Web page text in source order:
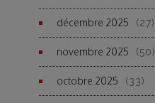
décembre 2025 (27)
novembre 2025 (50)
octobre 2025 (33)